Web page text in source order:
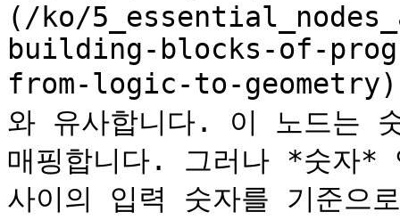
(/ko/
building-blocks-of-
from-logic-to-geometry)
와 유사합니다. 이 노드는
매핑합니다. 그러나 *숫자*
사이의 입력 숫자를 기준으